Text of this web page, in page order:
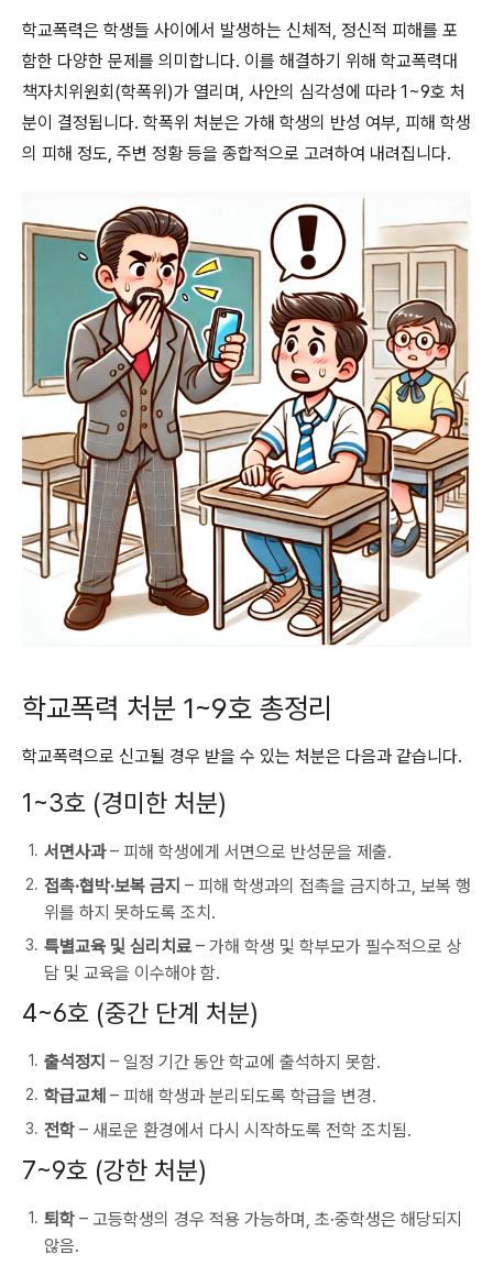
학교폭력은 학생들 사이에서 발생하는 신체적, 정신적 피해를 포
함한 다양한 문제를 의미합니다. 이를 해결하기 위해 학교폭력대
책자치위원회(학폭위)가 열리며, 사안의 심각성에 따라 1~9호 처
분이 결정됩니다. 학폭위 처분은 가해 학생의 반성 여부, 피해 학생
의 피해 정도, 주변 정황 등을 종합적으로 고려하여 내려집니다.
학교폭력 처분 1~9호 총정리
학교폭력으로 신고될 경우 받을 수 있는 처분은 다음과 같습니다.
1~3호 (경미한 처분)
서면사과– 피해 학생에게 서면으로 반성문을 제출.
접촉·협박·보복 금지 – 피해 학생과의 접촉을 금지하고, 보복 행
위를 하지 못하도록 조치.
특별교육 및 심리치료 – 가해 학생 및 학부모가 필수적으로 상
담 및 교육을 이수해야 함.
4~6호 (중간 단계 처분)
출석정지 – 일정 기간 동안 학교에 출석하지 못함.
학급교체 – 피해 학생과 분리되도록 학급을 변경.
전학 – 새로운 환경에서 다시 시작하도록 전학 조치됨.
7~9호 (강한 처분)
퇴학 – 고등학생의 경우 적용 가능하며, 초·중학생은 해당되지
않음.